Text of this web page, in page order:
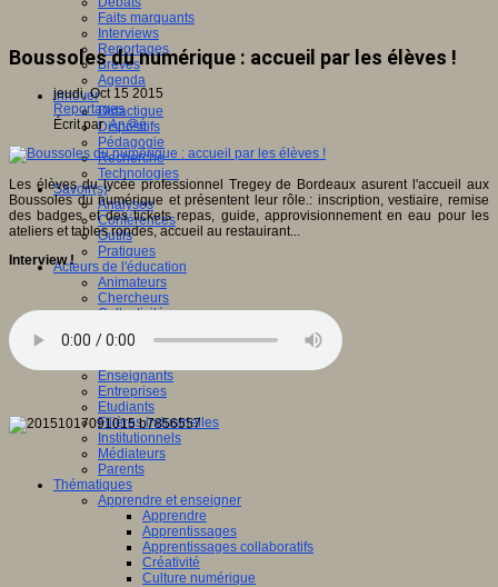
Faits marquants
Interviews
Reportages
Brèves
Agenda
Innover
Didactique
Dispositifs
Pédagogie
Recherche
Technologies
Savoir(s)
Analyses
Conférences
Outils
Pratiques
Acteurs de l'éducation
Animateurs
Chercheurs
Collectivités
EdTech
Enseignants
Entreprises
Etudiants
Filières industrielles
Institutionnels
Médiateurs
Parents
Thématiques
Apprendre et enseigner
Apprendre
Apprentissages
Apprentissages collaboratifs
Créativité
Culture numérique
Boussoles du numérique : accueil par les élèves !
jeudi, Oct 15 2015
Reportages
Écrit parAn@é
Les élèves du lycée professionnel Tregey de Bordeaux asurent l'accueil aux
Boussoles du numérique et présentent leur rôle.: inscription, vestiaire, remise
des badges et des tickets repas, guide, approvisionnement en eau pour les
ateliers et tables rondes, accueil au restauirant...
Interview !